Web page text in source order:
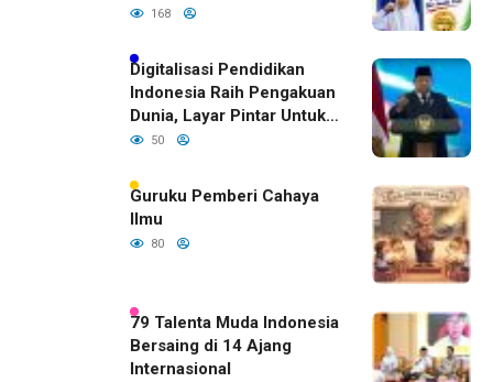
Bojonegoro Dengan
168
Digitalisasi Pendidikan
Indonesia Raih Pengakuan
Dunia, Layar Pintar Untuk
Semua Siswa
50
Guruku Pemberi Cahaya
Ilmu
80
79 Talenta Muda Indonesia
Bersaing di 14 Ajang
Internasional